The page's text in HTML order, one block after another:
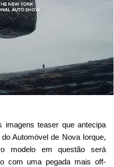
imagens teaser que antecipa
Automóvel de Nova Iorque,
modelo em questão será
com uma pegada mais off-